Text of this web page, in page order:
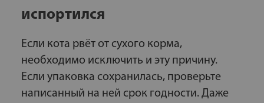
испортился
Если кота рвёт от сухого корма,
необходимо исключить и эту причину.
Если упаковка сохранилась, проверьте
написанный на ней срок годности. Даже